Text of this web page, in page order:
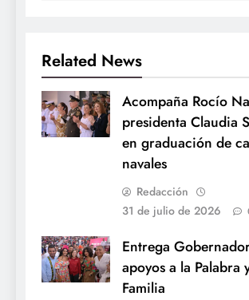
Related News
Acompaña Rocío
presidenta Claudia
en graduación de
navales
Redacción
31 de julio de 2026
Entrega
apoyos a la Palabra
Familia